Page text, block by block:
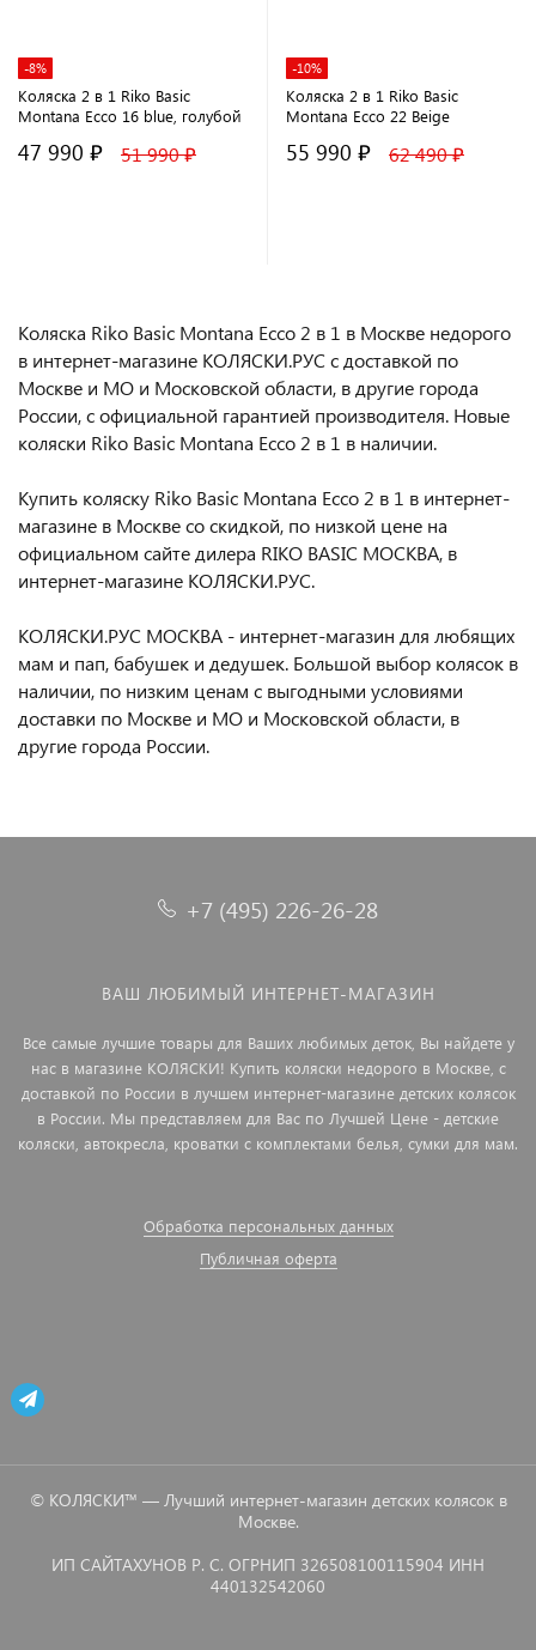
-8%
Коляска 2 в 1 Riko Basic
Montana Ecco 16 blue, голубой
47 990 ₽ 51 990 ₽
-10%
Коляска 2 в 1 Riko Basic
Montana Ecco 22 Beige
55 990 ₽ 62 490 ₽
Коляска Riko Basic Montana Ecco 2 в 1 в Москве недорого
в интернет-магазине КОЛЯСКИ.РУС с доставкой по
Москве и МО и Московской области, в другие города
России, с официальной гарантией производителя. Новые
коляски Riko Basic Montana Ecco 2 в 1 в наличии.
Купить коляску Riko Basic Montana Ecco 2 в 1 в интернет-
магазине в Москве со скидкой, по низкой цене на
официальном сайте дилера RIKO BASIC МОСКВА, в
интернет-магазине КОЛЯСКИ.РУС.
КОЛЯСКИ.РУС МОСКВА - интернет-магазин для любящих
мам и пап, бабушек и дедушек. Большой выбор колясок в
наличии, по низким ценам с выгодными условиями
доставки по Москве и МО и Московской области, в
другие города России.
+7 (495) 226-26-28
ВАШ ЛЮБИМЫЙ ИНТЕРНЕТ-МАГАЗИН
Все самые лучшие товары для Ваших любимых деток, Вы найдете у
нас в магазине КОЛЯСКИ! Купить коляски недорого в Москве, с
доставкой по России в лучшем интернет-магазине детских колясок
в России. Мы представляем для Вас по Лучшей Цене - детские
коляски, автокресла, кроватки с комплектами белья, сумки для мам.
Обработка персональных данных
Публичная оферта
© КОЛЯСКИ™ — Лучший интернет-магазин детских колясок в
Москве.
ИП САЙТАХУНОВ Р. С. ОГРНИП 326508100115904 ИНН
440132542060